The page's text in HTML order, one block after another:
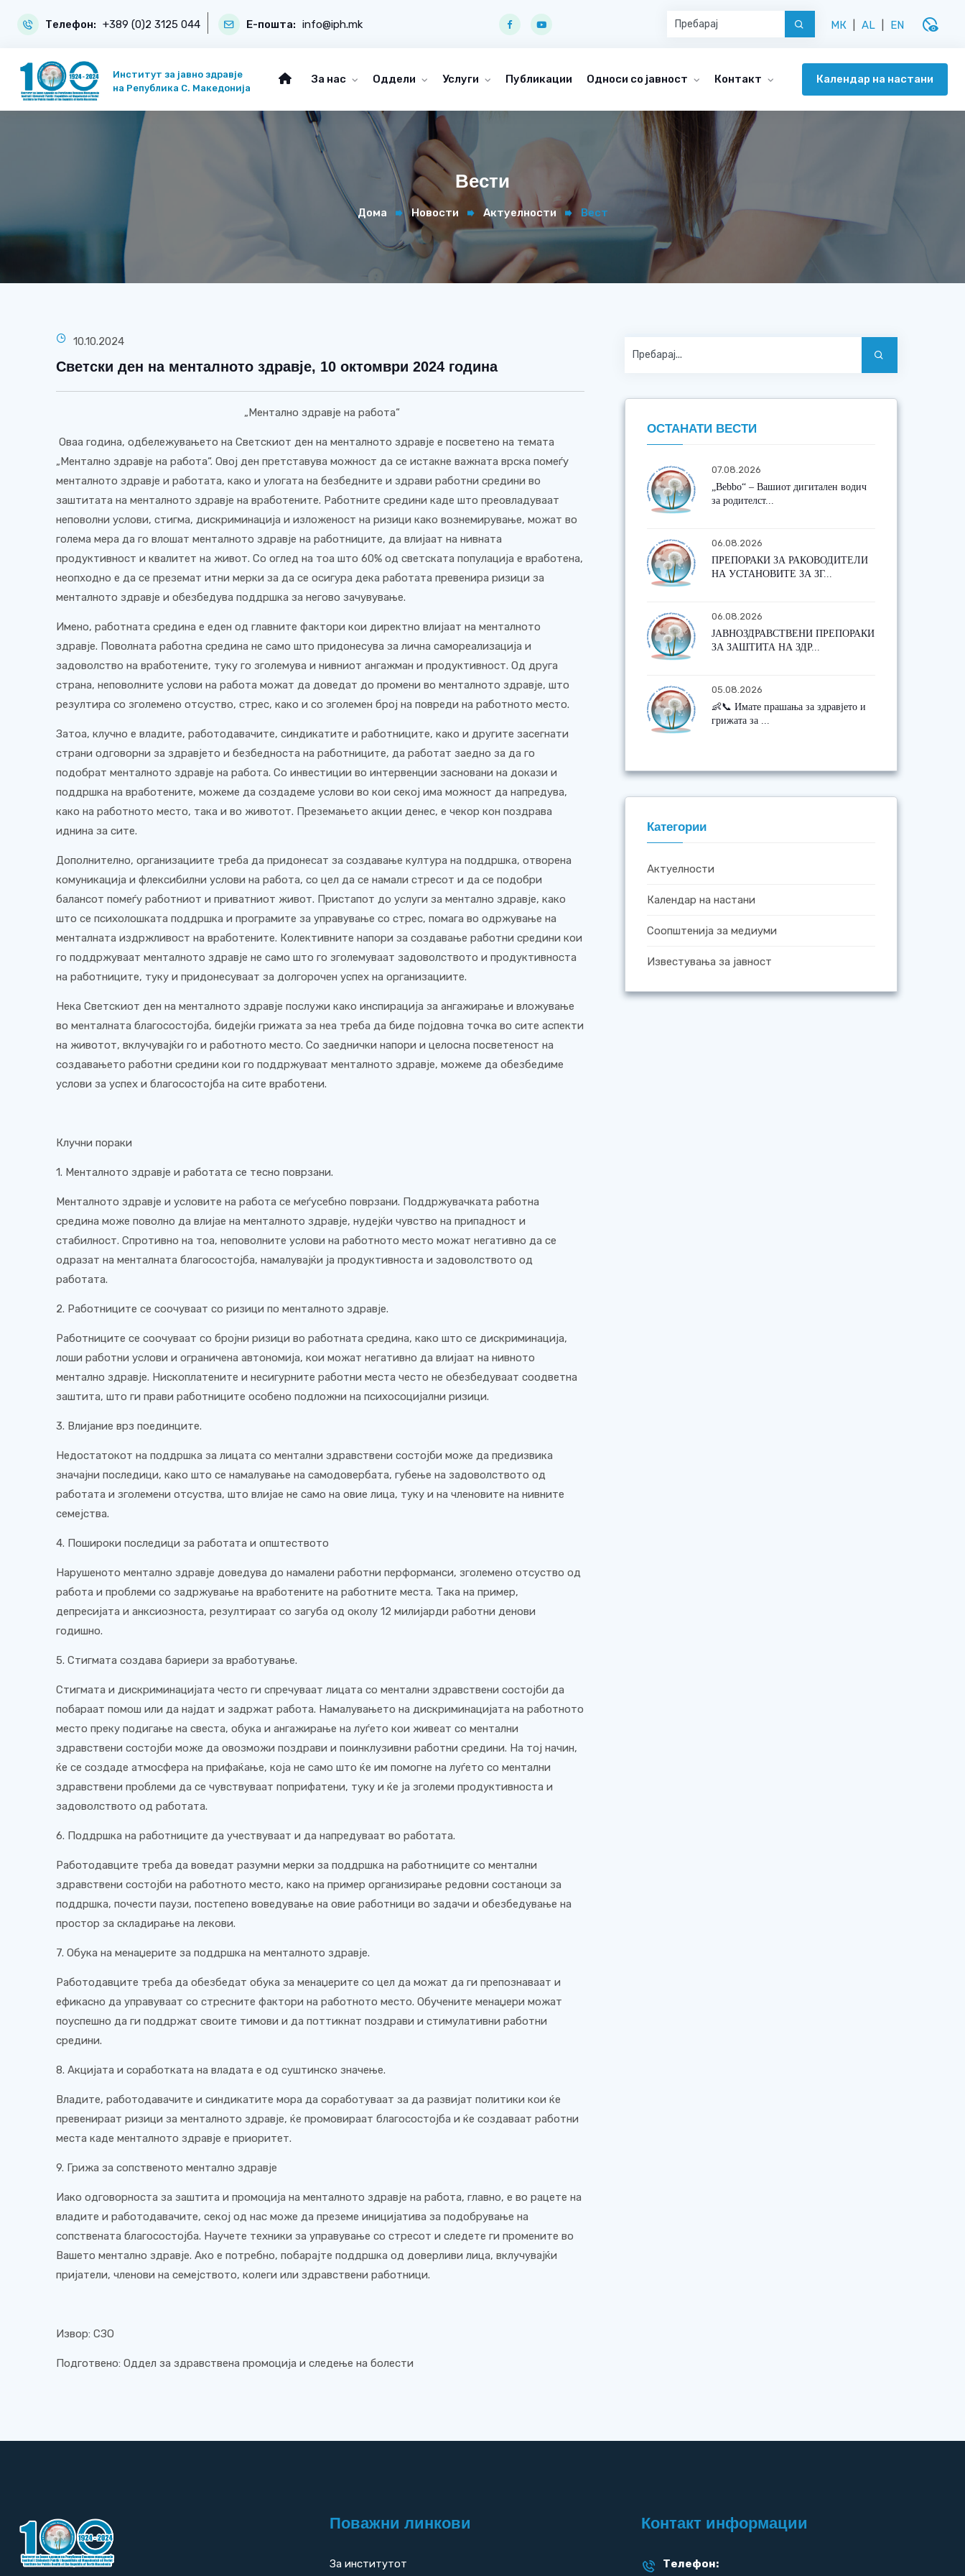
Телефон: +389 (0)2 3125 044 Е-пошта: info@iph.mk МК AL EN disabled_visible
Институт за јавно здравје
на Република С. Македонија
За нас Оддели Услуги Публикации Односи со јавност Контакт Календар на настани
Вести
Дома Новости Актуелности Вест
10.10.2024
Светски ден на менталното здравје, 10 октомври 2024 година
„Ментално здравје на работа“
Оваа година, одбележувањето на Светскиот ден на менталното здравје е посветено на темата
„Ментално здравје на работа“. Овој ден претставува можност да се истакне важната врска помеѓу
менталното здравје и работата, како и улогата на безбедните и здрави работни средини во
заштитата на менталното здравје на вработените. Работните средини каде што преовладуваат
неповолни услови, стигма, дискриминација и изложеност на ризици како вознемирување, можат во
голема мера да го влошат менталното здравје на работниците, да влијаат на нивната
продуктивност и квалитет на живот. Со оглед на тоа што 60% од светската популација е вработена,
неопходно е да се преземат итни мерки за да се осигура дека работата превенира ризици за
менталното здравје и обезбедува поддршка за негово зачувување.
Имено, работната средина е еден од главните фактори кои директно влијаат на менталното
здравје. Поволната работна средина не само што придонесува за лична самореализација и
задоволство на вработените, туку го зголемува и нивниот ангажман и продуктивност. Од друга
страна, неповолните услови на работа можат да доведат до промени во менталното здравје, што
резултира со зголемено отсуство, стрес, како и со зголемен број на повреди на работното место.
Затоа, клучно е владите, работодавачите, синдикатите и работниците, како и другите засегнати
страни одговорни за здравјето и безбедноста на работниците, да работат заедно за да го
подобрат менталното здравје на работа. Со инвестиции во интервенции засновани на докази и
поддршка на вработените, можеме да создадеме услови во кои секој има можност да напредува,
како на работното место, така и во животот. Преземањето акции денес, е чекор кон поздрава
иднина за сите.
Дополнително, организациите треба да придонесат за создавање култура на поддршка, отворена
комуникација и флексибилни услови на работа, со цел да се намали стресот и да се подобри
балансот помеѓу работниот и приватниот живот. Пристапот до услуги за ментално здравје, како
што се психолошката поддршка и програмите за управување со стрес, помага во одржување на
менталната издржливост на вработените. Колективните напори за создавање работни средини кои
го поддржуваат менталното здравје не само што го зголемуваат задоволството и продуктивноста
на работниците, туку и придонесуваат за долгорочен успех на организациите.
Нека Светскиот ден на менталното здравје послужи како инспирација за ангажирање и вложување
во менталната благосостојба, бидејќи грижата за неа треба да биде појдовна точка во сите аспекти
на животот, вклучувајќи го и работното место. Со заеднички напори и целосна посветеност на
создавањето работни средини кои го поддржуваат менталното здравје, можеме да обезбедиме
услови за успех и благосостојба на сите вработени.
Клучни пораки
1. Менталното здравје и работата се тесно поврзани.
Менталното здравје и условите на работа се меѓусебно поврзани. Поддржувачката работна
средина може поволно да влијае на менталното здравје, нудејќи чувство на припадност и
стабилност. Спротивно на тоа, неповолните услови на работното место можат негативно да се
одразат на менталната благосостојба, намалувајќи ја продуктивноста и задоволството од
работата.
2. Работниците се соочуваат со ризици по менталното здравје.
Работниците се соочуваат со бројни ризици во работната средина, како што се дискриминација,
лоши работни услови и ограничена автономија, кои можат негативно да влијаат на нивното
ментално здравје. Нископлатените и несигурните работни места често не обезбедуваат соодветна
заштита, што ги прави работниците особено подложни на психосоцијални ризици.
3. Влијание врз поединците.
Недостатокот на поддршка за лицата со ментални здравствени состојби може да предизвика
значајни последици, како што се намалување на самодовербата, губење на задоволството од
работата и зголемени отсуства, што влијае не само на овие лица, туку и на членовите на нивните
семејства.
4. Пошироки последици за работата и општеството
Нарушеното ментално здравје доведува до намалени работни перформанси, зголемено отсуство од
работа и проблеми со задржување на вработените на работните места. Така на пример,
депресијата и анксиозноста, резултираат со загуба од околу 12 милијарди работни денови
годишно.
5. Стигмата создава бариери за вработување.
Стигмата и дискриминацијата често ги спречуваат лицата со ментални здравствени состојби да
побараат помош или да најдат и задржат работа. Намалувањето на дискриминацијата на работното
место преку подигање на свеста, обука и ангажирање на луѓето кои живеат со ментални
здравствени состојби може да овозможи поздрави и поинклузивни работни средини. На тој начин,
ќе се создаде атмосфера на прифаќање, која не само што ќе им помогне на луѓето со ментални
здравствени проблеми да се чувствуваат поприфатени, туку и ќе ја зголеми продуктивноста и
задоволството од работата.
6. Поддршка на работниците да учествуваат и да напредуваат во работата.
Работодавците треба да воведат разумни мерки за поддршка на работниците со ментални
здравствени состојби на работното место, како на пример организирање редовни состаноци за
поддршка, почести паузи, постепено воведување на овие работници во задачи и обезбедување на
простор за складирање на лекови.
7. Обука на менаџерите за поддршка на менталното здравје.
Работодавците треба да обезбедат обука за менаџерите со цел да можат да ги препознаваат и
ефикасно да управуваат со стресните фактори на работното место. Обучените менаџери можат
поуспешно да ги поддржат своите тимови и да поттикнат поздрави и стимулативни работни
средини.
8. Акцијата и соработката на владата е од суштинско значење.
Владите, работодавачите и синдикатите мора да соработуваат за да развијат политики кои ќе
превенираат ризици за менталното здравје, ќе промовираат благосостојба и ќе создаваат работни
места каде менталното здравје е приоритет.
9. Грижа за сопственото ментално здравје
Иако одговорноста за заштита и промоција на менталното здравје на работа, главно, е во рацете на
владите и работодавачите, секој од нас може да преземе иницијатива за подобрување на
сопствената благосостојба. Научете техники за управување со стресот и следете ги промените во
Вашето ментално здравје. Ако е потребно, побарајте поддршка од доверливи лица, вклучувајќи
пријатели, членови на семејството, колеги или здравствени работници.
Извор: СЗО
Подготвено: Оддел за здравствена промоција и следење на болести
ОСТАНАТИ ВЕСТИ
07.08.2026
„Bebbo“ – Вашиот дигитален водич
за родителст...
06.08.2026
ПРЕПОРАКИ ЗА РАКОВОДИТЕЛИ
НА УСТАНОВИТЕ ЗА ЗГ...
06.08.2026
ЈАВНОЗДРАВСТВЕНИ ПРЕПОРАКИ
ЗА ЗАШТИТА НА ЗДР...
05.08.2026
👶📞 Имате прашања за здравјето и
грижата за ...
Категории
Актуелности
Календар на настани
Соопштенија за медиуми
Известувања за јавност
Поважни линкови
За институтот
Контакт информации
Телефон: